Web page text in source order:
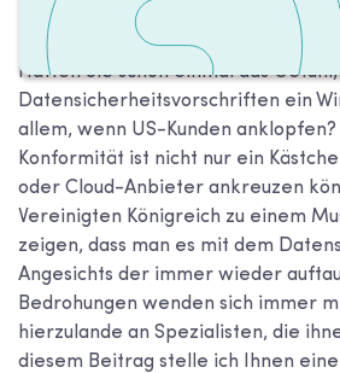
Hatten Sie schon einmal das
Datensicherheitsvorschriften ein
allem, wenn US-Kunden
Konformität ist nicht nur ein
oder Cloud-Anbieter ankreuzen
Vereinigten Königreich zu einem
zeigen, dass man es mit dem
Angesichts der immer wieder
Bedrohungen wenden sich immer
hierzulande an Spezialisten, die
diesem Beitrag stelle ich Ihnen eine